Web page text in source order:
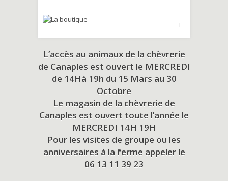
L’accès au animaux de la chèvrerie
de Canaples est ouvert le MERCREDI
de 14Hà 19h du 15 Mars au 30
Octobre
Le magasin de la chèvrerie de
Canaples est ouvert toute l’année le
MERCREDI 14H 19H
Pour les visites de groupe ou les
anniversaires à la ferme appeler le
06 13 11 39 23